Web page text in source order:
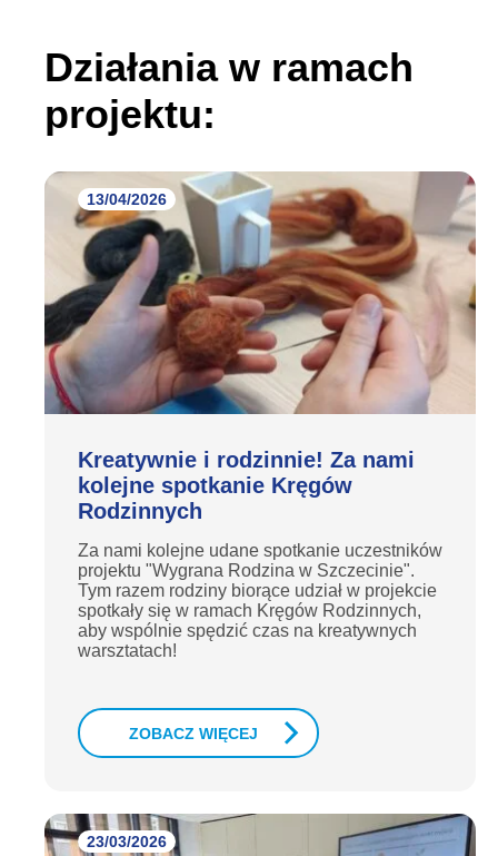
Działania w ramach
projektu:
13/04/2026
Kreatywnie i rodzinnie! Za nami
kolejne spotkanie Kręgów
Rodzinnych
Za nami kolejne udane spotkanie uczestników
projektu "Wygrana Rodzina w Szczecinie".
Tym razem rodziny biorące udział w projekcie
spotkały się w ramach Kręgów Rodzinnych,
aby wspólnie spędzić czas na kreatywnych
warsztatach!
ZOBACZ WIĘCEJ
23/03/2026